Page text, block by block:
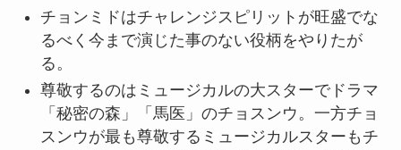
チョンミドはチャレンジスピリットが旺盛でな
るべく今まで演じた事のない役柄をやりたが
る。
尊敬するのはミュージカルの大スターでドラマ
「秘密の森」「馬医」のチョスンウ。一方チョ
スンウが最も尊敬するミュージカルスターもチ